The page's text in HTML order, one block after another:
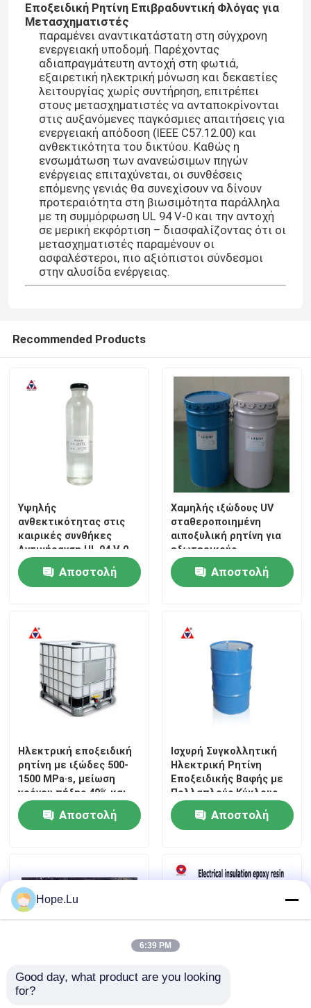
Θεραπεύοντας πράκτορας εποξικής ρητίνης
Μετασχηματιστής Εποξειδική Ρητίνη
Θερμοκρασία δωματίου Εποξειδική
Πολυμεριστική εποξειδική ρητίνη
Σκόνη πυριτίου
Πράκτορας απελευθέρωσης φορμών
Εποξειδική Πάστα Pigment
Εποξειδική Ρητίνη Επιβραδυντική Φλόγας για
Μετασχηματιστές
παραμένει αναντικατάστατη στη σύγχρονη
ενεργειακή υποδομή. Παρέχοντας
αδιαπραγμάτευτη αντοχή στη φωτιά,
εξαιρετική ηλεκτρική μόνωση και δεκαετίες
λειτουργίας χωρίς συντήρηση, επιτρέπει
στους μετασχηματιστές να ανταποκρίνονται
στις αυξανόμενες παγκόσμιες απαιτήσεις για
ενεργειακή απόδοση (IEEE C57.12.00) και
ανθεκτικότητα του δικτύου. Καθώς η
ενσωμάτωση των ανανεώσιμων πηγών
ενέργειας επιταχύνεται, οι συνθέσεις
επόμενης γενιάς θα συνεχίσουν να δίνουν
προτεραιότητα στη βιωσιμότητα παράλληλα
με τη συμμόρφωση UL 94 V-0 και την αντοχή
σε μερική εκφόρτιση – διασφαλίζοντας ότι οι
μετασχηματιστές παραμένουν οι
ασφαλέστεροι, πιο αξιόπιστοι σύνδεσμοι
στην αλυσίδα ενέργειας.
Recommended Products
Υψηλής
ανθεκτικότητας στις
καιρικές συνθήκες
Αντιγήρανση UL 94 V-0
Ανθεκτική στη φλόγα
εξωτερική εποξική
Αποστολή
Χαμηλής ιξώδους UV
σταθεροποιημένη
αιποξυλική ρητίνη για
εξωτερικούς
μετασχηματιστές
ρεύματοςΑποστολή
Ηλεκτρική εποξειδική
ρητίνη με ιξώδες 500-
1500 MPa·s, μείωση
χρόνου πήξης 40% και
επιβραδυντικό φλόγας
V0 για ηλεκτρική
Αποστολή
Ισχυρή Συγκολλητική
Ηλεκτρική Ρητίνη
Εποξειδικής Βαφής με
Πολλαπλούς Κύκλους
Απομάκρυνσης
Καλούπιου και
Ηλεκτρολογικές
Εργασίες
Αποστολή
Ηλεκτρική εποξειδική
Hope.Lu
6:39 PM
Good day, what product are you looking
for?